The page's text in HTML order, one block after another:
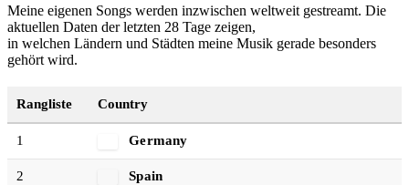
Meine eigenen Songs werden inzwischen weltweit gestreamt. Die
aktuellen Daten der letzten 28 Tage zeigen,
in welchen Ländern und Städten meine Musik gerade besonders
gehört wird.
Rangliste Country
1 Germany
2 Spain